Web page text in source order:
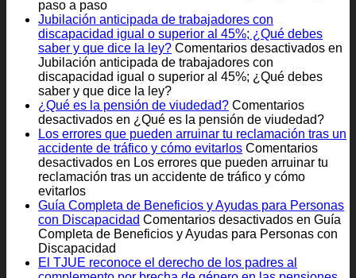
paso a paso
Jubilación anticipada de trabajadores con
discapacidad igual o superior al 45%; ¿Qué debes
saber y que dice la ley? Comentarios desactivados en
Jubilación anticipada de trabajadores con
discapacidad igual o superior al 45%; ¿Qué debes
saber y que dice la ley?
¿Qué es la pensión de viudedad? Comentarios
desactivados en ¿Qué es la pensión de viudedad?
Los errores que pueden arruinar tu reclamación tras un
accidente de tráfico y cómo evitarlos Comentarios
desactivados en Los errores que pueden arruinar tu
reclamación tras un accidente de tráfico y cómo
evitarlos
Guía Completa de Beneficios y Ayudas para Personas
con Discapacidad Comentarios desactivados en Guía
Completa de Beneficios y Ayudas para Personas con
Discapacidad
El TJUE reconoce el derecho de los padres al